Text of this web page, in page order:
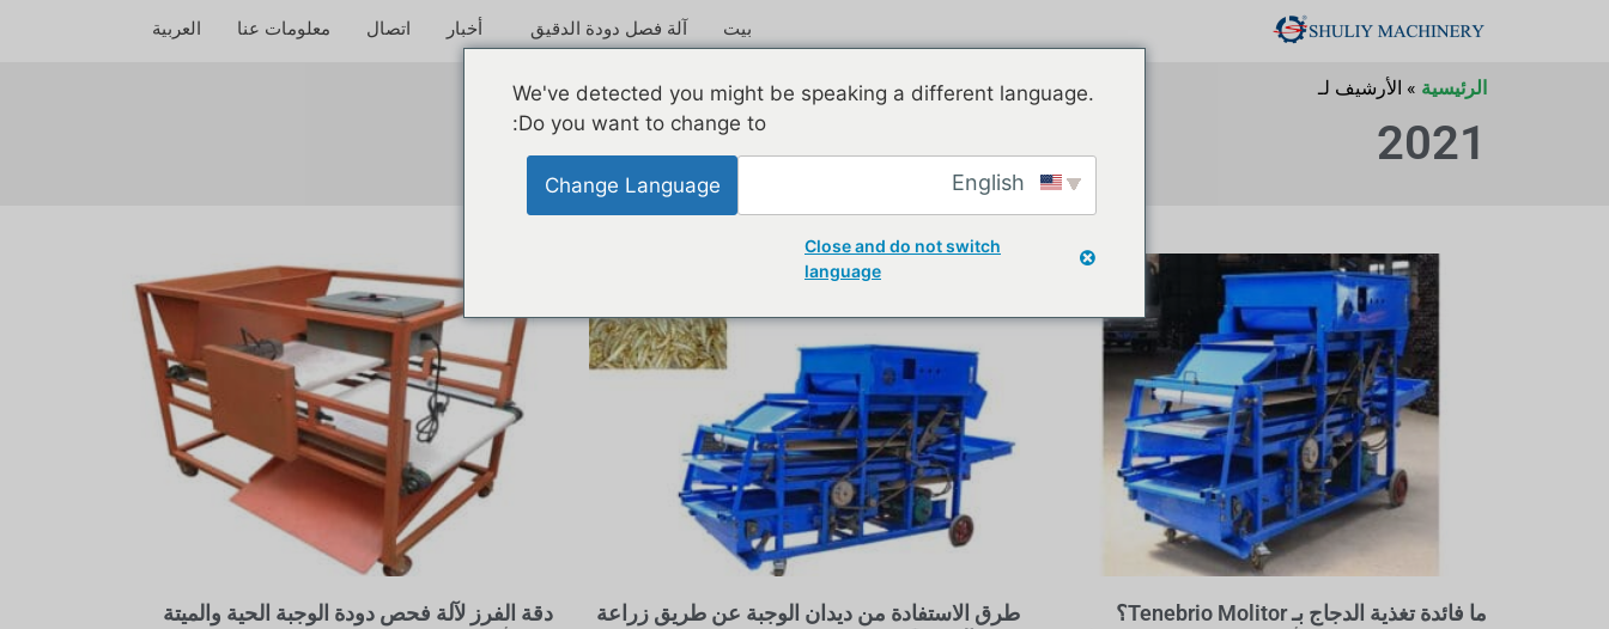
بيت آلة فصل دودة الدقيق أخبار اتصال معلومات عنا العربية
الرئيسية » الأرشيف لـ
2021
ما فائدة تغذية الدجاج بـ Tenebrio Molitor؟
طرق الاستفادة من ديدان الوجبة عن طريق زراعة
دقة الفرز لآلة فحص دودة الوجبة الحية والميتة
We've detected you might be speaking a different language.
Do you want to change to:
Change Language
Close and do not switch
language